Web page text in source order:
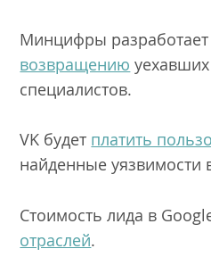
Минцифры разработает
возвращению
специалистов.
VK будет платить
найденные уязвимости
Стоимость лида в
отраслей.